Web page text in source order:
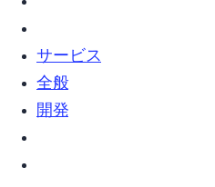
webサービス (2)
web全般 (5)
Web開発 (2)